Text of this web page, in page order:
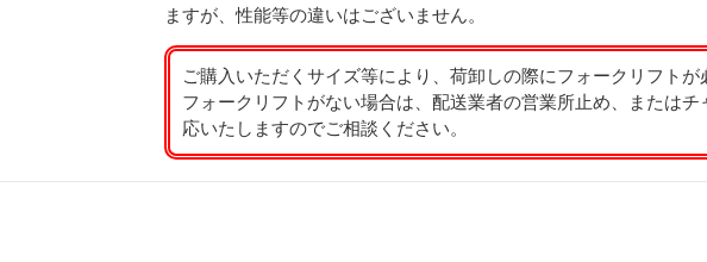
ますが、性能等の違いはございません。
ご購入いただくサイズ等により、荷卸しの際にフォークリフトが
フォークリフトがない場合は、配送業者の営業所止め、または
応いたしますのでご相談ください。